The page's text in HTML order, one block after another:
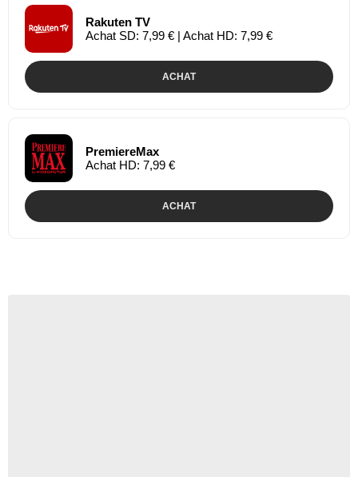
Rakuten TV
Achat SD: 7,99 € | Achat HD: 7,99 €
ACHAT
PremiereMax
Achat HD: 7,99 €
ACHAT